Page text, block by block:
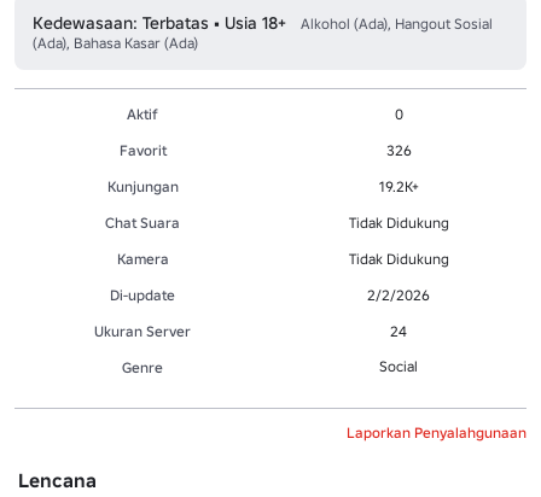
Kedewasaan: Terbatas • Usia 18+
Alkohol (Ada), Hangout Sosial
(Ada), Bahasa Kasar (Ada)
Aktif
0
Favorit
326
Kunjungan
19.2K+
Chat Suara
Tidak Didukung
Kamera
Tidak Didukung
Di-update
2/2/2026
Ukuran Server
24
Genre
Social
Laporkan Penyalahgunaan
Lencana